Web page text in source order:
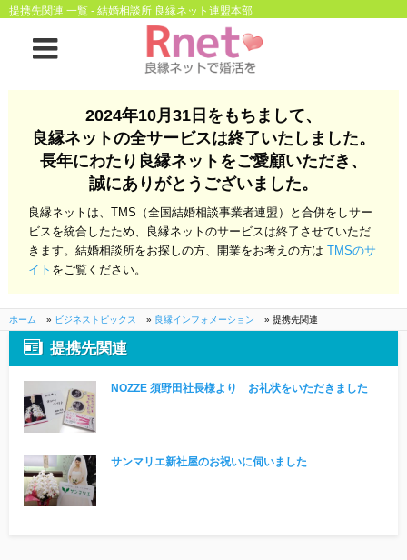
良縁ネットとは
お金のこと
会社概要
よくある質問
る質問
開業支援
他社との違い
お金のこと
提携先関連 一覧 - 結婚相談所 良縁ネット連盟本部
2024年10月31日をもちまして、
良縁ネットの全サービスは終了いたしました。
長年にわたり良縁ネットをご愛顧いただき、
誠にありがとうございました。
良縁ネットは、TMS（全国結婚相談事業者連盟）と合併をしサー
ビスを統合したため、良縁ネットのサービスは終了させていただ
きます。結婚相談所をお探しの方、開業をお考えの方はTMSのサ
イト をご覧ください。
ホーム » ビジネストピックス » 良縁インフォメーション » 提携先関連
提携先関連
NOZZE 須野田社長様より お礼状をいただきました
サンマリエ新社屋のお祝いに伺いました